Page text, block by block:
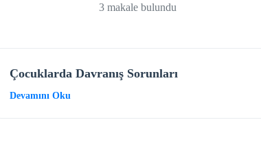
3 makale bulundu
Çocuklarda Davranış Sorunları
Devamını Oku